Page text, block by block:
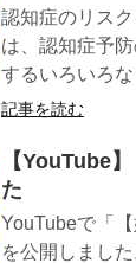
認知症のリス
は、認知症予
するいろいろ
記事を読む
【YouTube
た
YouTubeで「
を公開しまし